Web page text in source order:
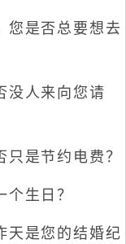
是否总要想去
人来向您请
是节约电费？
生日？
是您的结婚纪